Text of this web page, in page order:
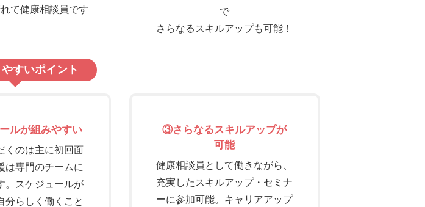
て健康相談員です
で
さらなるスキルアップも可能！
すいポイント
ルが組みやすい
くのは主に初回面
は専門のチームに
。スケジュールが
分らしく働くこと
③さらなるスキルアップが
可能
健康相談員として働きながら、
充実したスキルアップ・セミナ
ーに参加可能。キャリアアップ